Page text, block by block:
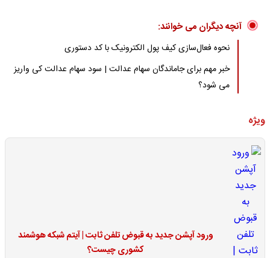
آنچه دیگران می خوانند:
نحوه فعال‌سازی کیف پول الکترونیک با کد دستوری
خبر مهم برای جاماندگان سهام عدالت | سود سهام عدالت کی واریز
می شود؟
ویژه
ورود آپشن جدید به قبوض تلفن ثابت | آیتم شبکه هوشمند
کشوری چیست؟